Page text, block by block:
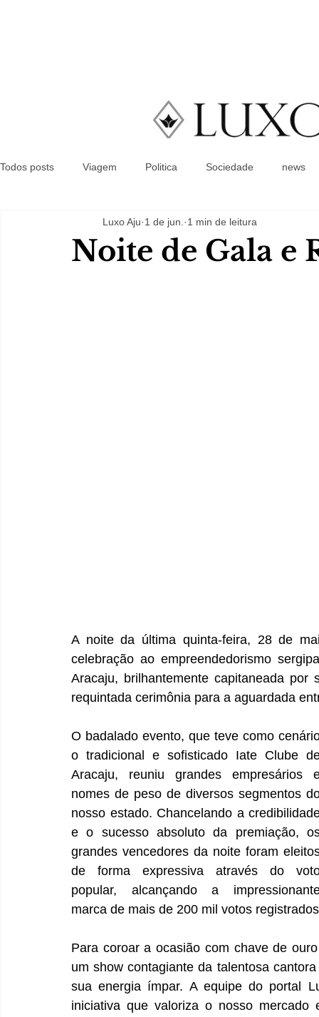
Todos posts Viagem Politica Sociedade news
Noite de Gala e
Luxo Aju 1 de jun. 1 min de leitura
A noite da última quinta-feira, 28 de
celebração ao empreendedorismo
Aracaju, brilhantemente capitaneada por
requintada cerimônia para a aguardada
O badalado evento, que teve como
o tradicional e sofisticado Iate Clube
Aracaju, reuniu grandes empresários
nomes de peso de diversos segmentos
nosso estado. Chancelando a
e o sucesso absoluto da premiação,
grandes vencedores da noite foram
de forma expressiva através do
popular, alcançando a
marca de mais de 200 mil votos
Para coroar a ocasião com chave de
um show contagiante da talentosa
sua energia ímpar. A equipe do portal
iniciativa que valoriza o nosso